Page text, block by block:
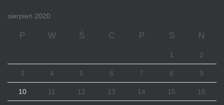
sierpień 2020
P W Ś C P S N
1 2
3 4 5 6 7 8 9
10 11 12 13 14 15 16